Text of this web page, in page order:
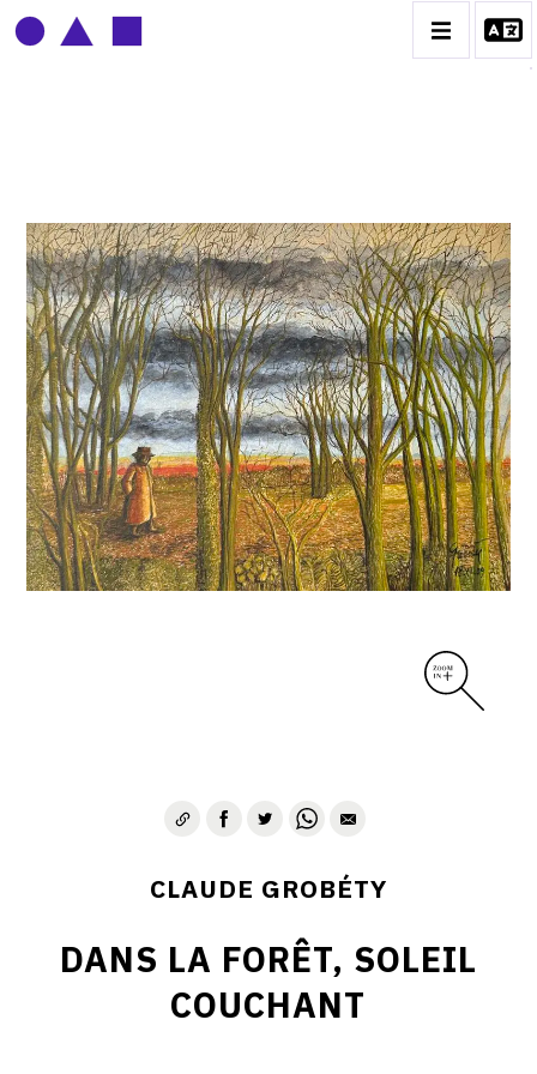
CLAUDE GROBÉTY
BIOGRAPHIE
CATALOGUE DES OEUVRES
CONTACT
CLAUDE GROBÉTY
DANS LA FORÊT, SOLEIL
COUCHANT